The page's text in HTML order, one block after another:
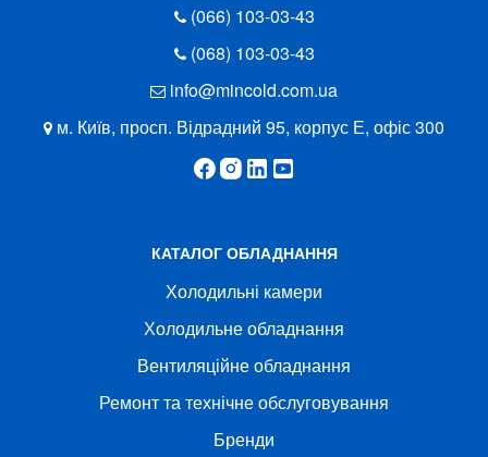
(066) 103-03-43
(068) 103-03-43
info@mincold.com.ua
м. Київ, просп. Відрадний 95, корпус Е, офіс 300
КАТАЛОГ ОБЛАДНАННЯ
Холодильні камери
Холодильне обладнання
Вентиляційне обладнання
Ремонт та технічне обслуговування
Бренди